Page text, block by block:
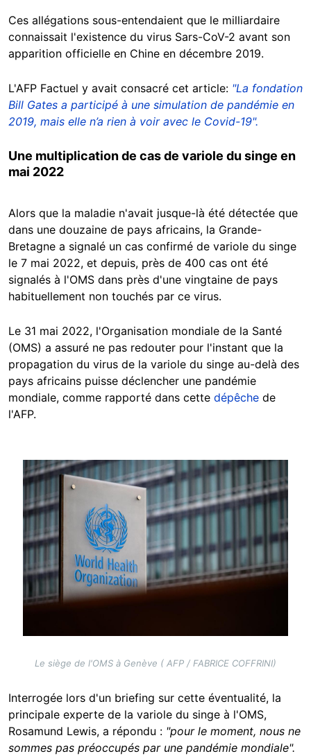
Ces allégations sous-entendaient que le milliardaire
connaissait l'existence du virus Sars-CoV-2 avant son
apparition officielle en Chine en décembre 2019.
L'AFP Factuel y avait consacré cet article: "La fondation
Bill Gates a participé à une simulation de pandémie en
2019, mais elle n’a rien à voir avec le Covid-19".
Une multiplication de cas de variole du singe en
mai 2022
Alors que la maladie n'avait jusque-là été détectée que
dans une douzaine de pays africains, la Grande-
Bretagne a signalé un cas confirmé de variole du singe
le 7 mai 2022, et depuis, près de 400 cas ont été
signalés à l'OMS dans près d'une vingtaine de pays
habituellement non touchés par ce virus.
Le 31 mai 2022, l'Organisation mondiale de la Santé
(OMS) a assuré ne pas redouter pour l'instant que la
propagation du virus de la variole du singe au-delà des
pays africains puisse déclencher une pandémie
mondiale, comme rapporté dans cette dépêche de
l'AFP.
Image
Le siège de l'OMS à Genève ( AFP / FABRICE COFFRINI)
Interrogée lors d'un briefing sur cette éventualité, la
principale experte de la variole du singe à l'OMS,
Rosamund Lewis, a répondu : "pour le moment, nous ne
sommes pas préoccupés par une pandémie mondiale".